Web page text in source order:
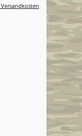
Versandkosten